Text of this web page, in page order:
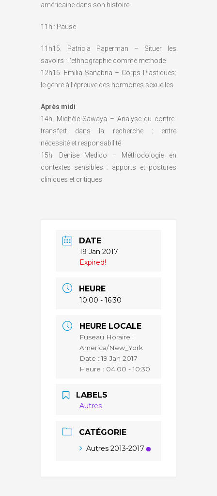
américaine dans son histoire
11h : Pause
11h15. Patricia Paperman – Situer les
savoirs : l’ethnographie comme méthode
12h15. Emilia Sanabria – Corps Plastiques:
le genre à l’épreuve des hormones sexuelles
Après midi
14h. Michèle Sawaya – Analyse du contre-
transfert dans la recherche : entre
nécessité et responsabilité
15h. Denise Medico – Méthodologie en
contextes sensibles : apports et postures
cliniques et critiques
DATE
19 Jan 2017
Expired!
HEURE
10:00 - 16:30
HEURE LOCALE
Fuseau Horaire :
America/New_York
Date :19 Jan 2017
Heure : 04:00 - 10:30
LABELS
Autres
CATÉGORIE
Autres 2013-2017